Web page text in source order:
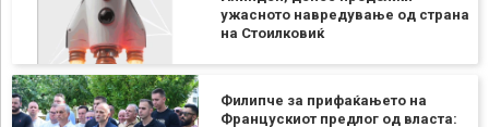
ужасното навредување од страна
на Стоилковиќ
Филипче за прифаќањето на
Францускиот предлог од власта: